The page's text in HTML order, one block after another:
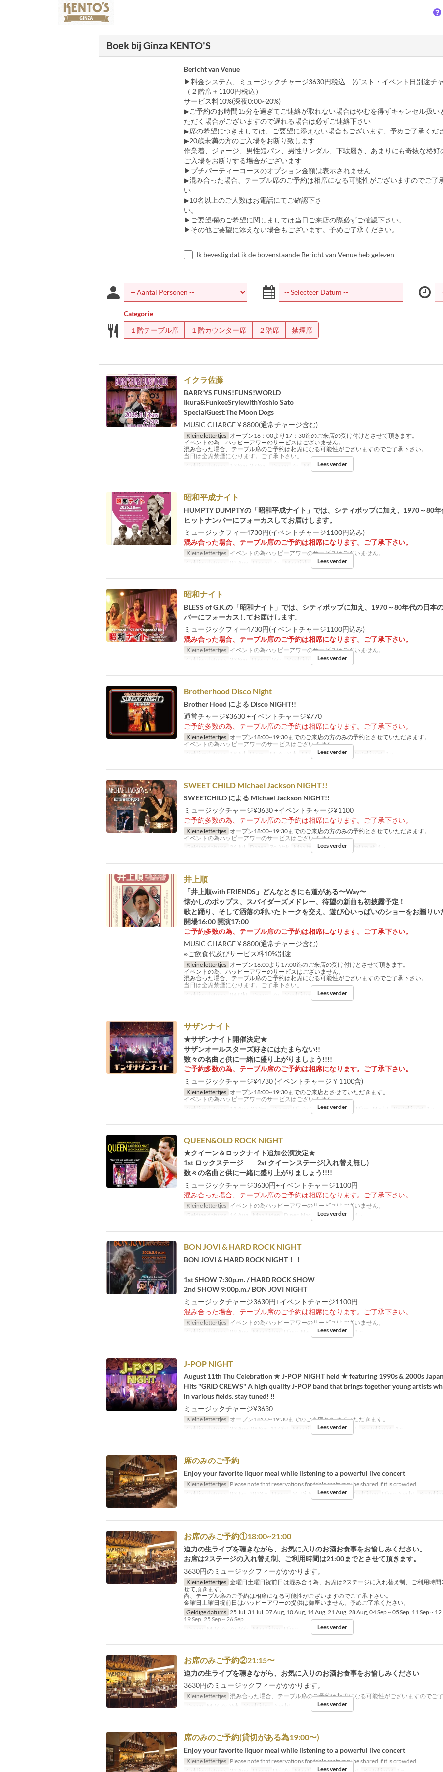
Boek bij Ginza KENTO'S
Bericht van Venue
▶︎料金システム、ミュージックチャージ3630円税込 (ゲスト・イベント日別途チ
（２階席＋1100円税込）
サービス料10%(深夜0:00~20%)
▶ご予約のお時間15分を過ぎてご連絡が取れない場合はやむを得ずキャンセル扱い
ただく場合がございますので遅れる場合は必ずご連絡下さい
▶席の希望につきましては、ご要望に添えない場合もございます、予めご了承くだ
▶︎20歳未満の方のご入場をお断り致します
作業着、ジャージ、男性短パン、男性サンダル、下駄履き、あまりにも奇抜な格好
ご入場をお断りする場合がございます
▶︎プチパーティーコースのオプション金額は表示されません
▶︎混み合った場合、テーブル席のご予約は相席になる可能性がございますのでご了
い
▶︎10名以上のご人数はお電話にてご確認下さ
い。
▶︎ご要望欄のご希望に関しましては当日ご来店の際必ずご確認下さい。
▶︎その他ご要望に添えない場合もございます。予めご了承ください。
Ik bevestig dat ik de bovenstaande Bericht van Venue heb gelezen
Categorie
１階テーブル席
１階カウンター席 ２階席 禁煙席
イクラ佐藤
BARR‘YS FUNS!FUNS!WORLD
Ikura&FunkeeSrylewithYoshio Sato
SpecialGuest:The Moon Dogs
MUSIC CHARGE ¥ 8800(通常チャージ含む)
Kleine lettertjes オープン16：00より17：30迄のご来店の受け付けとさせて頂きます。
イベントの為、ハッピーアワーのサービスはございません。
混み合った場合、テーブル席のご予約は相席になる可能性がございますのでご了承下さい。
当日は全席禁煙になります。ご了承下さい。
Geldige datums
13 Sep, 27 Sep Dagen Zo Maaltijden Diner
Lees verder
昭和平成ナイト
HUMPTY DUMPTYの「昭和平成ナイト」では、シティポップに加え、1970～80
ヒットナンバーにフォーカスしてお届けします。
ミュージックフィー4730円(イベントチャージ1100円込み)
混み合った場合、テーブル席のご予約は相席になります。ご了承下さい。
Kleine lettertjes イベントの為ハッピーアワーのサービスはございません。
Geldige datums
02 Aug Dagen Zo Maaltijden Diner
Lees verder
昭和ナイト
BLESS of G.K.の「昭和ナイト」では、シティポップに加え、1970～80年代の日本
バーにフォーカスしてお届けします。
ミュージックフィー4730円(イベントチャージ1100円込み)
混み合った場合、テーブル席のご予約は相席になります。ご了承下さい。
Kleine lettertjes イベントの為ハッピーアワーのサービスはございません。
Geldige datums
23 Sep Dagen Vak Maaltijden Diner
Lees verder
Brotherhood Disco Night
Brother Hood による Disco NIGHT!!
通常チャージ¥3630 +イベントチャージ¥770
ご予約多数の為、テーブル席のご予約は相席になります。ご了承下さい。
Kleine lettertjes オープン18:00~19:30までのご来店の方のみの予約とさせていただきます。
イベントの為ハッピーアワーのサービスはございません。
Geldige datums
19 Jul Dagen M, Zo, Vak Maaltijden Diner Bestellimiet 1 ~
Lees verder
SWEET CHILD Michael Jackson NIGHT!!
SWEETCHILD による Michael Jackson NIGHT!!
ミュージックチャージ¥3630 +イベントチャージ¥1100
ご予約多数の為、テーブル席のご予約は相席になります。ご了承下さい。
Kleine lettertjes オープン18:00~19:30までのご来店の方のみの予約とさせていただきます。
イベントの為ハッピーアワーのサービスはございません。
Geldige datums
26 Jul Dagen Zo, Vak Maaltijden Diner Bestellimiet 1 ~
Lees verder
井上順
「井上順with FRIENDS」どんなときにも道がある〜Way〜
懐かしのポップス、スパイダーズメドレー、待望の新曲も初披露予定！
歌と踊り、そして洒落の利いたトークを交え、遊び心いっぱいのショーをお贈りい
開場16:00 開演17:00
ご予約多数の為、テーブル席のご予約は相席になります。ご了承下さい。
MUSIC CHARGE ¥ 8800(通常チャージ含む)
※ご飲食代及びサービス料10%別途
Kleine lettertjes オープン16:00より17:00迄のご来店の受け付けとさせて頂きます。
イベントの為、ハッピーアワーのサービスはございません。
混み合った場合、テーブル席のご予約は相席になる可能性がございますのでご了承下さい。
当日は全席禁煙になります。ご了承下さい。
Geldige datums
04 Okt Dagen Zo Maaltijden Diner, Nacht
Lees verder
サザンナイト
★サザンナイト開催決定★
サザンオールスターズ好きにはたまらない!!
数々の名曲と供に一緒に盛り上がりましょう!!!!
ご予約多数の為、テーブル席のご予約は相席になります。ご了承下さい。
ミュージックチャージ¥4730 (イベントチャージ￥1100含)
Kleine lettertjes オープン18:00~19:30までのご来店とさせていただきます。
イベントの為ハッピーアワーのサービスはございません。
Geldige datums
11 Aug, 22 Sep Dagen Di, Zo, Vak Maaltijden Diner, Nacht Bestellimiet 1 ~
Lees verder
QUEEN&OLD ROCK NIGHT
★クイーン＆ロックナイト追加公演決定★
1st ロックステージ 2st クイーンステージ(入れ替え無し)
数々の名曲と供に一緒に盛り上がりましょう!!!!
ミュージックチャージ3630円+イベントチャージ1100円
混み合った場合、テーブル席のご予約は相席になります。ご了承下さい。
Kleine lettertjes イベントの為ハッピーアワーのサービスはございません。
Geldige datums
16 Aug Maaltijden Diner, Nacht Bestellimiet 1 ~
Lees verder
BON JOVI & HARD ROCK NIGHT
BON JOVI & HARD ROCK NIGHT！！
1st SHOW 7:30p.m. / HARD ROCK SHOW
2nd SHOW 9:00p.m./ BON JOVI NIGHT
ミュージックチャージ3630円+イベントチャージ1100円
混み合った場合、テーブル席のご予約は相席になります。ご了承下さい。
Kleine lettertjes イベントの為ハッピーアワーのサービスはございません。
Geldige datums
09 Aug Maaltijden Diner, Nacht Bestellimiet 1 ~
Lees verder
J-POP NIGHT
August 11th Thu Celebration ★ J-POP NIGHT held ★ featuring 1990s & 2000s
Hits "GRID CREWS" A high quality J-POP band that brings together young artists
in various fields. stay tuned! ︎‼ ︎
ミュージックチャージ¥3630
Kleine lettertjes オープン18:00~19:30までのご来店とさせていただきます。
Geldige datums
23 Aug, 06 Sep, 11 Okt Maaltijden Diner, Nacht Bestellimiet 1 ~
Lees verder
席のみのご予約
Enjoy your favorite liquor meal while listening to a powerful live concert
Kleine lettertjes Please note that reservations for table seats may be shared if it is crowded.
Geldige datums
03 Jan, 2023 ~ Dagen M, Di, W, Do, Zo, Vak Maaltijden Diner, Nacht
Lees verder
お席のみご予約①18:00~21:00
迫力の生ライブを聴きながら、お気に入りのお酒お食事をお愉しみください。
お席は2ステージの入れ替え制、ご利用時間は21:00までとさせて頂きます。
3630円のミュージックフィーがかかります。
Kleine lettertjes 金曜日土曜日祝前日は混み合う為、お席は2ステージに入れ替え制、ご利用時間
せて頂きます。
尚、テーブル席のご予約は相席になる可能性がございますのでご了承下さい。
金曜日土曜日祝前日はハッピーアワーの提供は御座いません。予めご了承ください。
Geldige datums 25 Jul, 31 Jul, 07 Aug, 10 Aug, 14 Aug, 21 Aug, 28 Aug, 04 Sep ~ 05 Sep, 11 Sep ~ 12
19 Sep, 25 Sep ~ 26 Sep
Dagen
M, V, Za, Zo, Vak Maaltijden Diner Lees verder
お席のみご予約②21:15〜
迫力の生ライブを聴きながら、お気に入りのお酒お食事をお愉しみください
3630円のミュージックフィーがかかります。
Kleine lettertjes 混み合った場合、テーブル席のご予約は相席になる可能性がございますのでご了
Dagen
M, V, Za, Vak Maaltijden Nacht Lees verder
席のみのご予約(貸切がある為19:00〜)
Enjoy your favorite liquor meal while listening to a powerful live concert
Kleine lettertjes Please note that reservations for table seats may be shared if it is crowded.
Geldige datums
22 Aug Dagen Do, Za Maaltijden Diner, Nacht Bestellimiet 1 ~
Lees verder